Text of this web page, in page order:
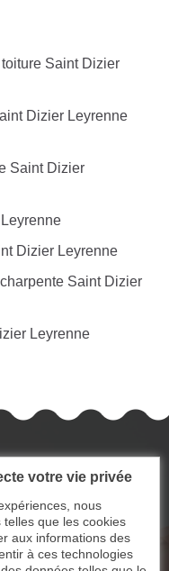
Saint Dizier
Dizier Leyrenne
Saint Dizier
Dizier Leyrenne
Saint Dizier
Leyrenne
votre vie privée
nous
que les cookies
aux informations des
à ces technologies